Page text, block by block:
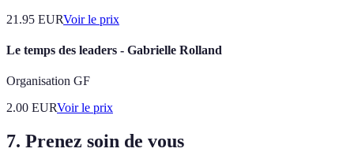
21.95 EURVoir le prix
Le temps des leaders - Gabrielle Rolland
Organisation GF
2.00 EURVoir le prix
7. Prenez soin de vous